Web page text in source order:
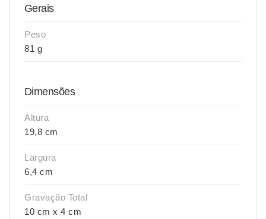
Gerais
Peso
81 g
Dimensões
Altura
19,8 cm
Largura
6,4 cm
Gravação Total
10 cm x 4 cm